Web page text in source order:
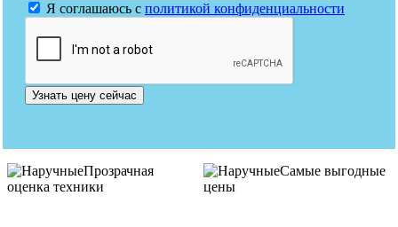
Я соглашаюсь с политикой конфиденциальности
Узнать цену сейчас
Прозрачная
оценка техники
Самые выгодные
цены